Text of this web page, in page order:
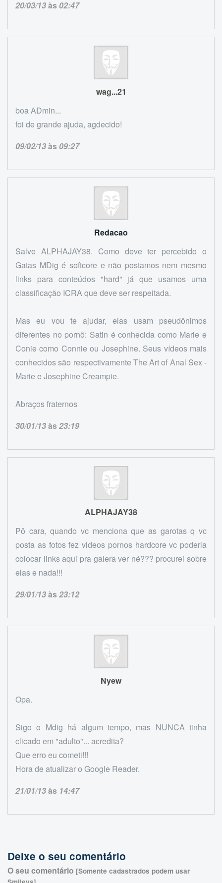
20/03/13às02:47
wag...21
boa ADmin...
foi de grande ajuda, agdecido!
09/02/13às09:27
Redacao
Salve ALPHAJAY38. Como deve ter percebido o
Gatas MDig é softcore e não postamos nem mesmo
links para conteúdos "hard" já que usamos uma
classificação ICRA que deve ser respeitada.
Mas eu vou te ajudar, elas usam pseudônimos
diferentes no pornô: Satin é conhecida como Marie e
Conie como Connie ou Josephine. Seus vídeos mais
conhecidos são respectivamente The Art of Anal Sex -
Marie e Josephine Creampie.
Abraços fraternos
30/01/13às23:19
ALPHAJAY38
Pô cara, quando vc menciona que as garotas q vc
posta as fotos fez videos pornos hardcore vc poderia
colocar links aqui pra galera ver né??? procurei sobre
elas e nada!!!
29/01/13às23:12
Nyew
Opa.
Sigo o Mdig há algum tempo, mas NUNCA tinha
clicado em "adulto"... acredita?
Que erro eu cometi!!!
Hora de atualizar o Google Reader.
21/01/13às 14:47
Deixe o seu comentário
O seu comentário [Somente cadastrados podem usar